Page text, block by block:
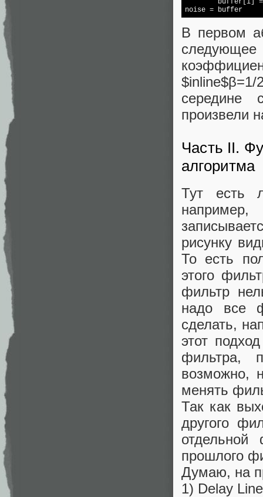
buffer[i]
noise = buffer
В первом
середине
произвели
Часть II.
алгоритма
Тут есть
рисунку
То есть
этого
фильтр
надо все
сделать,
этот
фильтра,
возможно,
менять
Так как
другого
прошлого
Думаю, на
1) Delay